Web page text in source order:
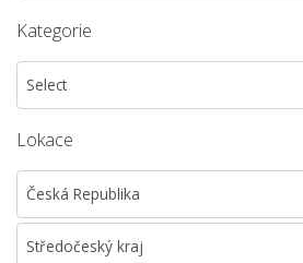
Kategorie
Lokace